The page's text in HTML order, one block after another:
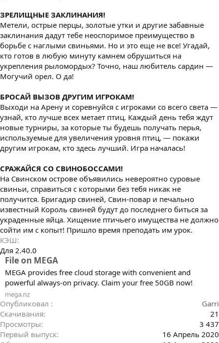
ЗРЕЛИЩНЫЕ ЗАКЛИНАНИЯ!
Метели, острые перцы, золотые утки и другие забавные
заклинания дадут тебе неоспоримое преимущество в
борьбе с наглыми свиньями. Но и это еще не все! Угадай,
кто готов в любую минуту камнем обрушиться на
укрепления рыломордых? Точно, наш любитель сардин —
Могучий орел. О да!
БРОСАЙ ВЫЗОВ ДРУГИМ ИГРОКАМ!
Выходи на Арену и соревнуйся с игроками со всего света —
узнай, кто лучше всех метает птиц. Каждый день тебя ждут
новые турниры, за которые ты будешь получать перья,
используемые для увеличения уровня птиц, — покажи
другим игрокам, кто здесь лучший. Игра началась!
СРАЖАЙСЯ СО СВИНОБОССАМИ!
На Свинском острове объявились невероятно суровые
свиньи, справиться с которыми без тебя никак не
получится. Бригадир свиней, Свин-повар и печально
известный Король свиней будут до последнего биться за
украденные яйца. Хищение птичьего имущества не должно
сойти им с копыт! Пришло время преподать им урок.
КЭШ
Для 2.40.0
File on MEGA
MEGA provides free cloud storage with convenient and
powerful always-on privacy. Claim your free 50GB now!
mega.nz
Опубликовал
Garri
Скачивания
21
Просмотры
3 437
Первый выпуск
16 Апрель 2020